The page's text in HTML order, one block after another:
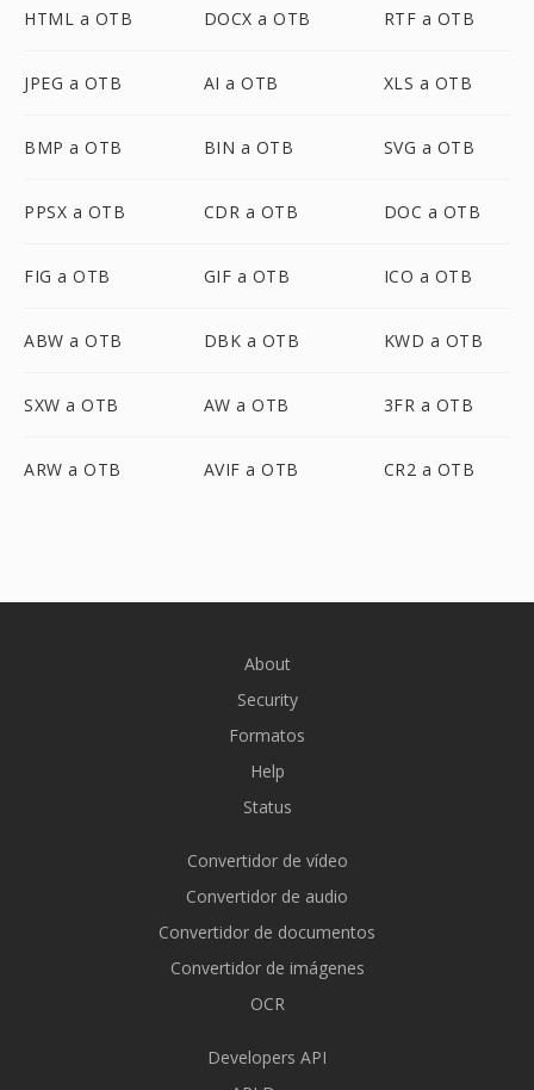
HTML a OTB DOCX a OTB RTF a OTB
JPEG a OTB AI a OTB XLS a OTB
BMP a OTB BIN a OTB SVG a OTB
PPSX a OTB CDR a OTB DOC a OTB
FIG a OTB GIF a OTB ICO a OTB
ABW a OTB DBK a OTB KWD a OTB
SXW a OTB AW a OTB 3FR a OTB
ARW a OTB AVIF a OTB CR2 a OTB
About
Security
Formatos
Help
Status
Convertidor de vídeo
Convertidor de audio
Convertidor de documentos
Convertidor de imágenes
OCR
Developers API